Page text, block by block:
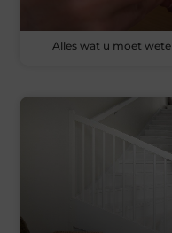
Alles wat u moet